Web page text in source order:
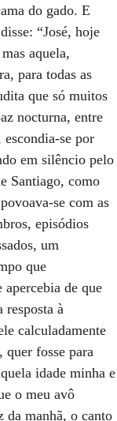
do gado. E
“José, hoje
aquela,
para todas as
que só muitos
nocturna, entre
se por
em silêncio pelo
Santiago, como
se com as
episódios
um
que
apercebia de que
resposta à
calculadamente
quer fosse para
idade minha e
o meu avô
da manhã, o canto